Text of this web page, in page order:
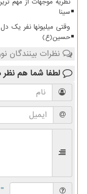
سینا
وقتی میلیونها نفر یک
حسین(ع)
نظرات بینندگان
لطفا شما هم نظر
= ۴